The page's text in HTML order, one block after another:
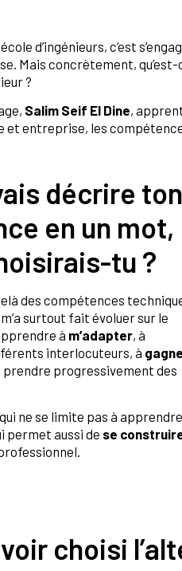
d’ingénieurs, c’est
Mais concrètement,
?
Salim Seif El Dine,
entreprise, les
décrire ton
en un mot,
tu ?
des compétences
surtout fait évoluer sur le
à m’adapter, à
interlocuteurs, à
prendre progressivement des
ne se limite pas à apprendre
permet aussi de se
choisi